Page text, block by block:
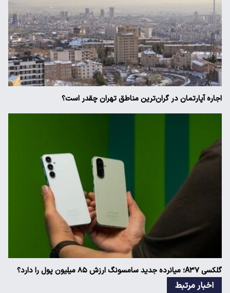
اجاره آپارتمان در گران‌ترین مناطق تهران چقدر است؟
گلکسی A۳۷؛ میانرده جدید سامسونگ ارزش ۸۵ میلیون پول را دارد؟
اخبار مرتبط